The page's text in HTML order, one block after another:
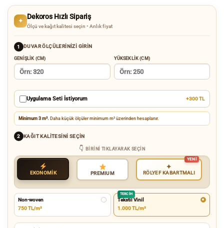
✦
Dekoros Hızlı Sipariş
Ölçü ve kağıt kalitesi seçin • Anlık fiyat
1 DUVAR ÖLÇÜLERINIZI GIRIN
GENIŞLIK (CM) YÜKSEKLIK (CM)
Uygulama Seti İstiyorum +300 TL
Minimum 3 m². Daha küçük ölçüler minimum m² üzerinden hesaplanır.
2 KAĞIT KALITESINI SEÇIN
BIRINI TIKLAYARAK SEÇIN
EKONOMİK PREMIUM
✦
RÖLYEF KABARTMALI
Non-woven
750 TL/m²
TERCIH
Tekstil Vinil
1.000 TL/m²